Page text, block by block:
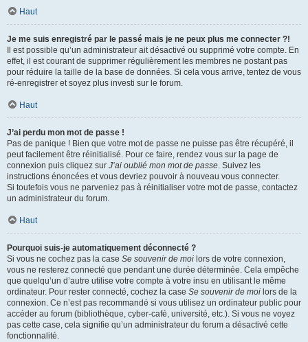
Haut
Je me suis enregistré par le passé mais je ne peux plus me connecter ?!
Il est possible qu’un administrateur ait désactivé ou supprimé votre compte. En
effet, il est courant de supprimer régulièrement les membres ne postant pas
pour réduire la taille de la base de données. Si cela vous arrive, tentez de vous
ré-enregistrer et soyez plus investi sur le forum.
Haut
J’ai perdu mon mot de passe !
Pas de panique ! Bien que votre mot de passe ne puisse pas être récupéré, il
peut facilement être réinitialisé. Pour ce faire, rendez vous sur la page de
connexion puis cliquez sur J’ai oublié mon mot de passe . Suivez les
instructions énoncées et vous devriez pouvoir à nouveau vous connecter.
Si toutefois vous ne parveniez pas à réinitialiser votre mot de passe, contactez
un administrateur du forum.
Haut
Pourquoi suis-je automatiquement déconnecté ?
Si vous ne cochez pas la case Se souvenir de moi lors de votre connexion,
vous ne resterez connecté que pendant une durée déterminée. Cela empêche
que quelqu’un d’autre utilise votre compte à votre insu en utilisant le même
ordinateur. Pour rester connecté, cochez la case Se souvenir de moi lors de la
connexion. Ce n’est pas recommandé si vous utilisez un ordinateur public pour
accéder au forum (bibliothèque, cyber-café, université, etc.). Si vous ne voyez
pas cette case, cela signifie qu’un administrateur du forum a désactivé cette
fonctionnalité.